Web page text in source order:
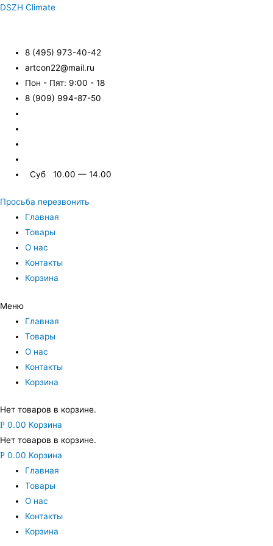
DSZH Climate
8 (495) 973-40-42
artcon22@mail.ru
Пон - Пят: 9:00 - 18
8 (909) 994-87-50
Суб 10.00 — 14.00
Просьба перезвонить
Главная
Товары
О нас
Контакты
Корзина
Меню
Главная
Товары
О нас
Контакты
Корзина
Нет товаров в корзине.
Р 0.00 Корзина
Нет товаров в корзине.
Р 0.00 Корзина
Главная
Товары
О нас
Контакты
Корзина